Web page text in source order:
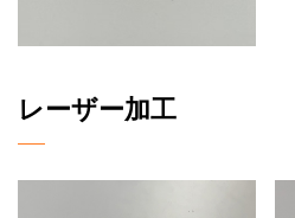
レーザー加工